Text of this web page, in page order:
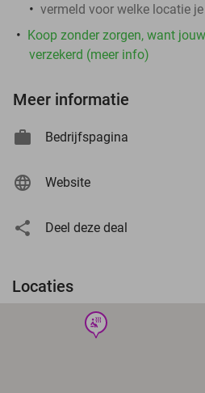
vermeld voor welke locatie
Koop zonder zorgen, want
verzekerd (meer info)
Meer informatie
Bedrijfspagina
Website
Deel deze deal
Locaties
wellness